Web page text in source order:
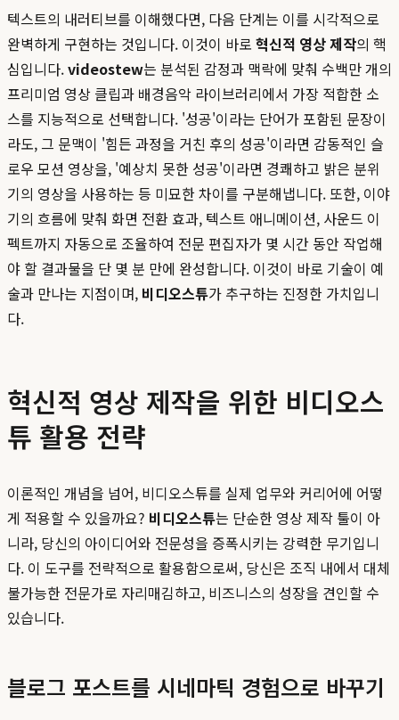
텍스트의 내러티브를 이해했다면, 다음 단계는 이를 시각적으로
완벽하게 구현하는 것입니다. 이것이 바로 혁신적 영상 제작의 핵
심입니다.videostew는 분석된 감정과 맥락에 맞춰 수백만 개의
프리미엄 영상 클립과 배경음악 라이브러리에서 가장 적합한 소
스를 지능적으로 선택합니다. '성공'이라는 단어가 포함된 문장이
라도, 그 문맥이 '힘든 과정을 거친 후의 성공'이라면 감동적인 슬
로우 모션 영상을, '예상치 못한 성공'이라면 경쾌하고 밝은 분위
기의 영상을 사용하는 등 미묘한 차이를 구분해냅니다. 또한, 이야
기의 흐름에 맞춰 화면 전환 효과, 텍스트 애니메이션, 사운드 이
펙트까지 자동으로 조율하여 전문 편집자가 몇 시간 동안 작업해
야 할 결과물을 단 몇 분 만에 완성합니다. 이것이 바로 기술이 예
술과 만나는 지점이며, 비디오스튜가 추구하는 진정한 가치입니
다.
혁신적 영상 제작을 위한 비디오스
튜 활용 전략
이론적인 개념을 넘어, 비디오스튜를 실제 업무와 커리어에 어떻
게 적용할 수 있을까요? 비디오스튜는 단순한 영상 제작 툴이 아
니라, 당신의 아이디어와 전문성을 증폭시키는 강력한 무기입니
다. 이 도구를 전략적으로 활용함으로써, 당신은 조직 내에서 대체
불가능한 전문가로 자리매김하고, 비즈니스의 성장을 견인할 수
있습니다.
블로그 포스트를 시네마틱 경험으로 바꾸기